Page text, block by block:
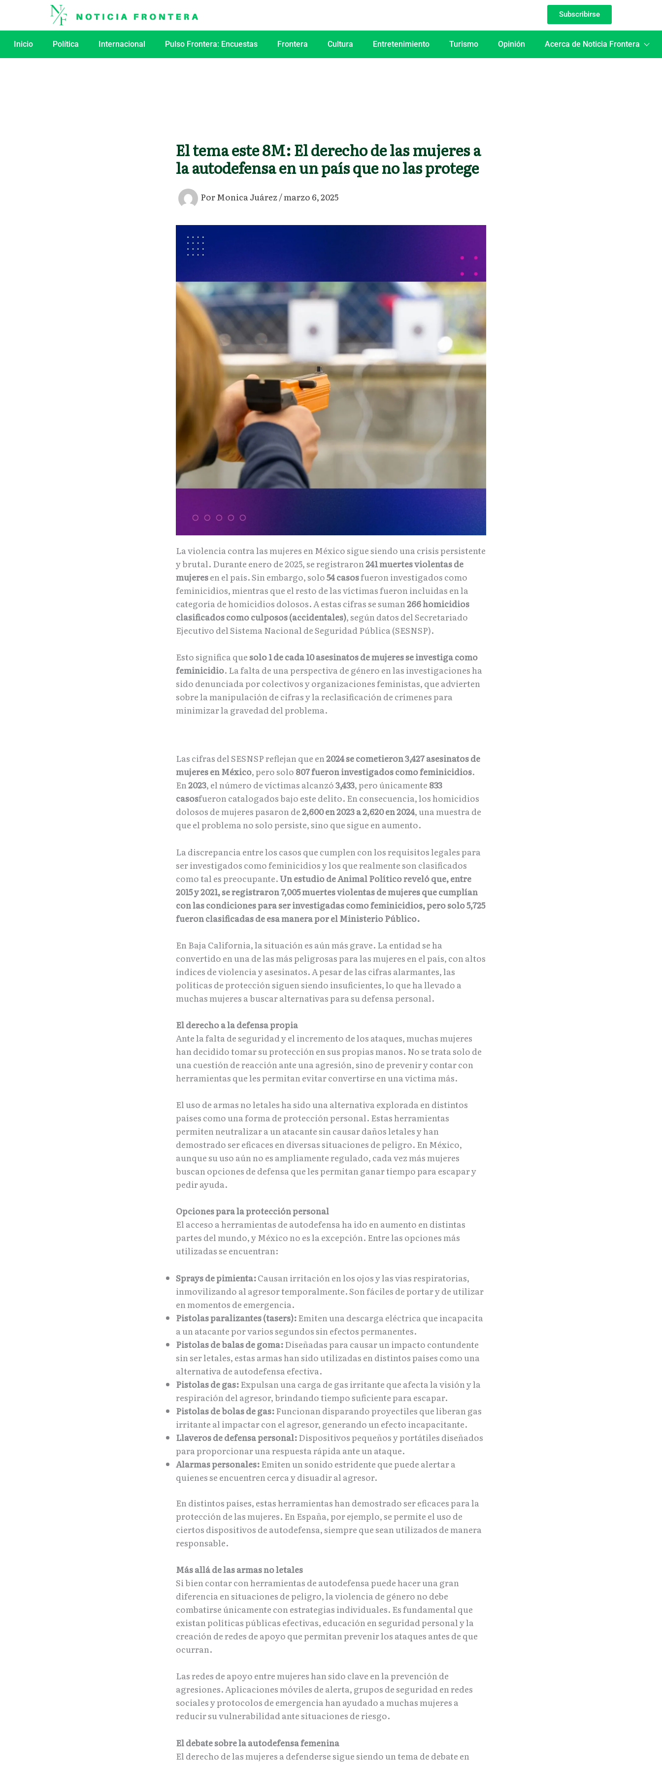
contenido
Subscribirse
Inicio Política Internacional Pulso Frontera: Encuestas Frontera Cultura Entretenimiento Turismo Opinión Acerca de Noticia Frontera
El tema este 8M: El derecho de las mujeres a
la autodefensa en un país que no las protege
PorMonica Juárez/marzo 6, 2025
La violencia contra las mujeres en México sigue siendo una crisis persistente
y brutal. Durante enero de 2025, se registraron241 muertes violentas de
mujeresen el país. Sin embargo, solo54 casosfueron investigados como
feminicidios, mientras que el resto de las víctimas fueron incluidas en la
categoría de homicidios dolosos. A estas cifras se suman266 homicidios
clasificados como culposos (accidentales), según datos del Secretariado
Ejecutivo del Sistema Nacional de Seguridad Pública (SESNSP).
Esto significa que solo 1 de cada 10 asesinatos de mujeres se investiga como
feminicidio. La falta de una perspectiva de género en las investigaciones ha
sido denunciada por colectivos y organizaciones feministas, que advierten
sobre la manipulación de cifras y la reclasificación de crímenes para
minimizar la gravedad del problema.
Las cifras del SESNSP reflejan que en2024 se cometieron 3,427 asesinatos de
mujeres en México, pero solo 807 fueron investigados como feminicidios.
En2023, el número de víctimas alcanzó3,433, pero únicamente 833
casosfueron catalogados bajo este delito. En consecuencia, los homicidios
dolosos de mujeres pasaron de2,600 en 2023 a 2,620 en 2024, una muestra de
que el problema no solo persiste, sino que sigue en aumento.
La discrepancia entre los casos que cumplen con los requisitos legales para
ser investigados como feminicidios y los que realmente son clasificados
como tal es preocupante.Un estudio de Animal Político reveló que, entre
2015 y 2021, se registraron 7,005 muertes violentas de mujeres que cumplían
con las condiciones para ser investigadas como feminicidios, pero solo 5,725
fueron clasificadas de esa manera por el Ministerio Público.
En Baja California, la situación es aún más grave. La entidad se ha
convertido en una de las más peligrosas para las mujeres en el país, con altos
índices de violencia y asesinatos. A pesar de las cifras alarmantes, las
políticas de protección siguen siendo insuficientes, lo que ha llevado a
muchas mujeres a buscar alternativas para su defensa personal.
El derecho a la defensa propia
Ante la falta de seguridad y el incremento de los ataques, muchas mujeres
han decidido tomar su protección en sus propias manos. No se trata solo de
una cuestión de reacción ante una agresión, sino de prevenir y contar con
herramientas que les permitan evitar convertirse en una víctima más.
El uso de armas no letales ha sido una alternativa explorada en distintos
países como una forma de protección personal. Estas herramientas
permiten neutralizar a un atacante sin causar daños letales y han
demostrado ser eficaces en diversas situaciones de peligro. En México,
aunque su uso aún no es ampliamente regulado, cada vez más mujeres
buscan opciones de defensa que les permitan ganar tiempo para escapar y
pedir ayuda.
Opciones para la protección personal
El acceso a herramientas de autodefensa ha ido en aumento en distintas
partes del mundo, y México no es la excepción. Entre las opciones más
utilizadas se encuentran:
Sprays de pimienta:Causan irritación en los ojos y las vías respiratorias,
inmovilizando al agresor temporalmente. Son fáciles de portar y de utilizar
en momentos de emergencia.
Pistolas paralizantes (tasers):Emiten una descarga eléctrica que incapacita
a un atacante por varios segundos sin efectos permanentes.
Pistolas de balas de goma:Diseñadas para causar un impacto contundente
sin ser letales, estas armas han sido utilizadas en distintos países como una
alternativa de autodefensa efectiva.
Pistolas de gas:Expulsan una carga de gas irritante que afecta la visión y la
respiración del agresor, brindando tiempo suficiente para escapar.
Pistolas de bolas de gas:Funcionan disparando proyectiles que liberan gas
irritante al impactar con el agresor, generando un efecto incapacitante.
Llaveros de defensa personal:Dispositivos pequeños y portátiles diseñados
para proporcionar una respuesta rápida ante un ataque.
Alarmas personales:Emiten un sonido estridente que puede alertar a
quienes se encuentren cerca y disuadir al agresor.
En distintos países, estas herramientas han demostrado ser eficaces para la
protección de las mujeres. En España, por ejemplo, se permite el uso de
ciertos dispositivos de autodefensa, siempre que sean utilizados de manera
responsable.
Más allá de las armas no letales
Si bien contar con herramientas de autodefensa puede hacer una gran
diferencia en situaciones de peligro, la violencia de género no debe
combatirse únicamente con estrategias individuales. Es fundamental que
existan políticas públicas efectivas, educación en seguridad personal y la
creación de redes de apoyo que permitan prevenir los ataques antes de que
ocurran.
Las redes de apoyo entre mujeres han sido clave en la prevención de
agresiones. Aplicaciones móviles de alerta, grupos de seguridad en redes
sociales y protocolos de emergencia han ayudado a muchas mujeres a
reducir su vulnerabilidad ante situaciones de riesgo.
El debate sobre la autodefensa femenina
El derecho de las mujeres a defenderse sigue siendo un tema de debate en